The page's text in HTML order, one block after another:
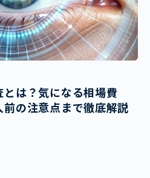
は？気になる相場費
の注意点まで徹底解説